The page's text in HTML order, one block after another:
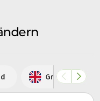
Großbritannien